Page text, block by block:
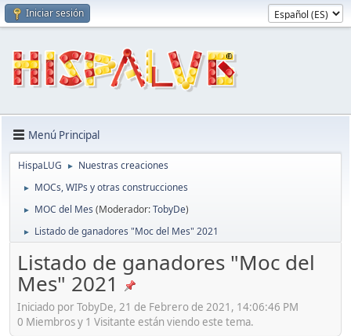
Iniciar sesión
Menú Principal
HispaLUG ► Nuestras creaciones
► MOCs, WIPs y otras construcciones
► MOC del Mes (Moderador:TobyDe)
► Listado de ganadores "Moc del Mes" 2021
Listado de ganadores "Moc del
Mes" 2021
Iniciado por TobyDe, 21 de Febrero de 2021, 14:06:46 PM
0 Miembros y 1 Visitante están viendo este tema.